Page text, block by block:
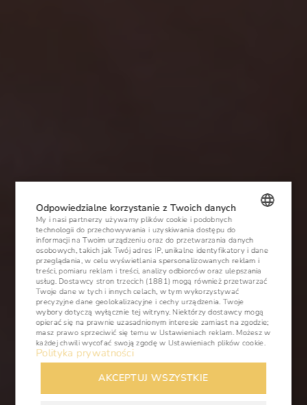
POLISH
ENGLISH
GERMAN
CZECH
Odpowiedzialne korzystanie z Twoich danych
My i nasi partnerzy używamy plików cookie i podobnych
technologii do przechowywania i uzyskiwania dostępu do
informacji na Twoim urządzeniu oraz do przetwarzania danych
osobowych, takich jak Twój adres IP, unikalne identyfikatory i dane
przeglądania, w celu wyświetlania spersonalizowanych reklam i
treści, pomiaru reklam i treści, analizy odbiorców oraz ulepszania
usług. Dostawcy stron trzecich (1881) mogą również przetwarzać
Twoje dane w tych i innych celach, w tym wykorzystywać
precyzyjne dane geolokalizacyjne i cechy urządzenia. Twoje
wybory dotyczą wyłącznie tej witryny. Niektórzy dostawcy mogą
opierać się na prawnie uzasadnionym interesie zamiast na zgodzie;
masz prawo sprzeciwić się temu w Ustawieniach reklam. Możesz w
każdej chwili wycofać swoją zgodę w Ustawieniach plików cookie.
Polityka prywatności
AKCEPTUJ WSZYSTKIE